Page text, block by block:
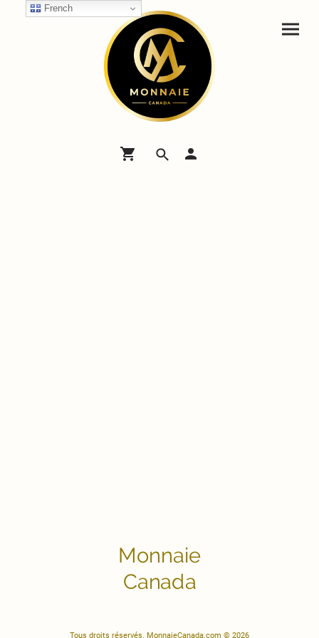
Monnaie
Canada
Tous droits réservés. MonnaieCanada.com © 2026
French